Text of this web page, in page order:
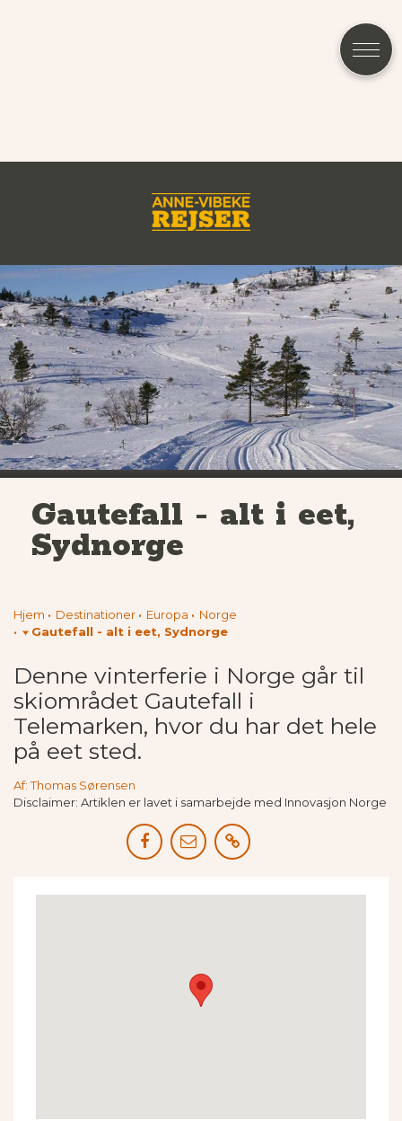
Gautefall - alt i eet,
Sydnorge
Hjem Destinationer Europa
Norge
Gautefall - alt i eet, Sydnorge
Denne vinterferie i Norge går til
skiområdet Gautefall i
Telemarken, hvor du har det hele
på eet sted.
Af: Thomas Sørensen
Disclaimer: Artiklen er lavet i samarbejde med Innovasjon Norge